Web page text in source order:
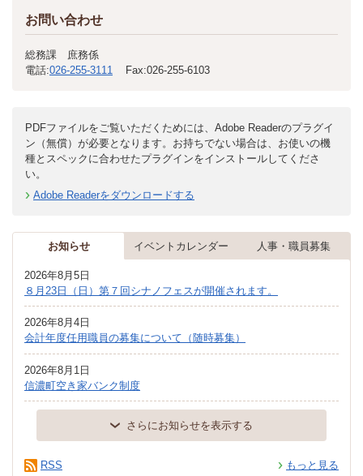
お問い合わせ
総務課 庶務係
電話:026-255-3111 Fax:026-255-6103
PDFファイルをご覧いただくためには、Adobe Readerのプラグイ
ン（無償）が必要となります。お持ちでない場合は、お使いの機
種とスペックに合わせたプラグインをインストールしてくださ
い。
Adobe Readerをダウンロードする
お知らせ イベントカレンダー 人事・職員募集
2026年8月5日
８月23日（日）第７回シナノフェスが開催されます。
2026年8月4日
会計年度任用職員の募集について（随時募集）
2026年8月1日
信濃町空き家バンク制度
さらにお知らせを表示する
もっと見る
RSS